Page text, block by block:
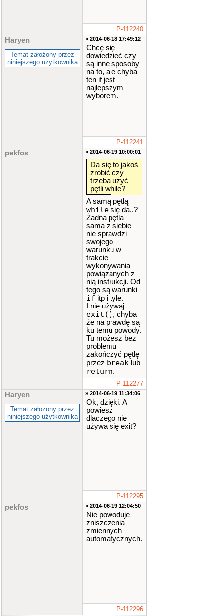
n>>wybor
{
cerr<<
"Zly zna
k!"
<<end
l;
cout <<
"Wybierz j
r();
cin. sync
();
}
sw
itch(wybo
r)
{
ca
se 1:
{
wyni
k+=
a;
brea
k ;
}
se 2 :
{
wyni
k-=liczb
a;
}
ca
se 3:
{
ca
se 4 :
{
wyni
P-112240
Haryen
Temat założony przez
niniejszego użytkownika
» 2014-06-18 17:49:12
Chcę się
dowiedzieć czy
są inne sposoby
na to, ale chyba
ten if jest
najlepszym
wyborem.
P-112241
pekfos » 2014-06-19 10:00:01
Da się to jakoś
zrobić czy
trzeba użyć
pętli while?
A samą pętlą
while się da..?
Żadna pętla
sama z siebie
nie sprawdzi
swojego
warunku w
trakcie
wykonywania
powiązanych z
nią instrukcji. Od
tego są warunki
if itp i tyle.
I nie używaj
exit() , chyba
że na prawdę są
ku temu powody.
Tu możesz bez
problemu
zakończyć pętlę
przez break lub
return.
P-112277
Haryen
Temat założony przez
niniejszego użytkownika
» 2014-06-19 11:34:06
Ok, dzięki. A
powiesz
dlaczego nie
używa się exit?
P-112295
pekfos » 2014-06-19 12:04:50
Nie powoduje
zniszczenia
zmiennych
automatycznych.
P-112296